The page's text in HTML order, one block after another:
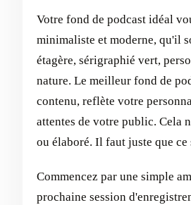
Votre fond de podcast idéal
minimaliste et moderne, qu'il
étagère, sérigraphié vert,
nature. Le meilleur fond de
contenu, reflète votre
attentes de votre public. Cela
ou élaboré. Il faut juste que
Commencez par une simple
prochaine session